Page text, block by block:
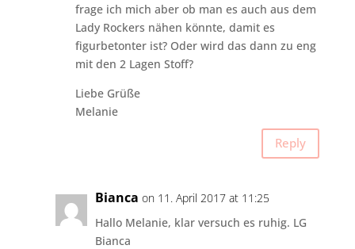
frage ich mich aber ob man es auch aus dem
Lady Rockers nähen könnte, damit es
figurbetonter ist? Oder wird das dann zu eng
mit den 2 Lagen Stoff?
Liebe Grüße
Melanie
Reply
Bianca on 11. April 2017 at 11:25
Hallo Melanie, klar versuch es ruhig. LG
Bianca